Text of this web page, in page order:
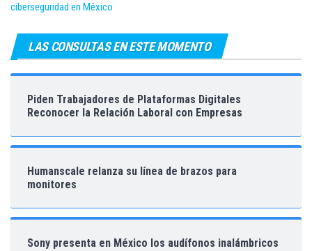
ciberseguridad en México
LAS CONSULTAS EN ESTE MOMENTO
Piden Trabajadores de Plataformas Digitales
Reconocer la Relación Laboral con Empresas
Humanscale relanza su línea de brazos para
monitores
Sony presenta en México los audífonos inalámbricos